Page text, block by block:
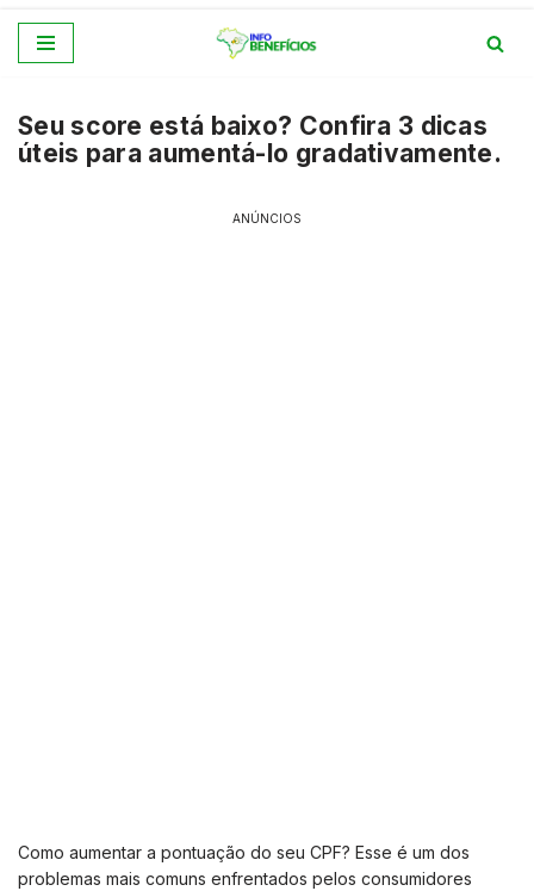
o
conteúdo
Seu score está baixo? Confira 3 dicas
úteis para aumentá-lo gradativamente.
ANÚNCIOS
Como aumentar a pontuação do seu CPF? Esse é um dos
problemas mais comuns enfrentados pelos consumidores